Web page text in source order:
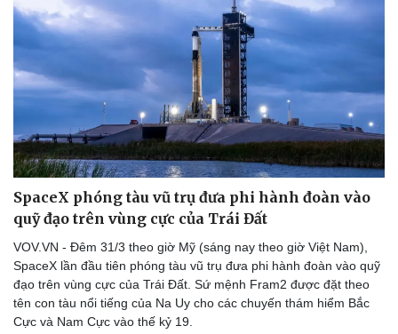
SpaceX phóng tàu vũ trụ đưa phi hành đoàn vào
quỹ đạo trên vùng cực của Trái Đất
VOV.VN - Đêm 31/3 theo giờ Mỹ (sáng nay theo giờ Việt Nam),
SpaceX lần đầu tiên phóng tàu vũ trụ đưa phi hành đoàn vào quỹ
đạo trên vùng cực của Trái Đất. Sứ mệnh Fram2 được đặt theo
tên con tàu nổi tiếng của Na Uy cho các chuyến thám hiểm Bắc
Cực và Nam Cực vào thế kỷ 19.